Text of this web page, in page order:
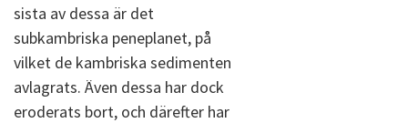
sista av dessa är det
subkambriska peneplanet, på
vilket de kambriska sedimenten
avlagrats. Även dessa har dock
eroderats bort, och därefter har